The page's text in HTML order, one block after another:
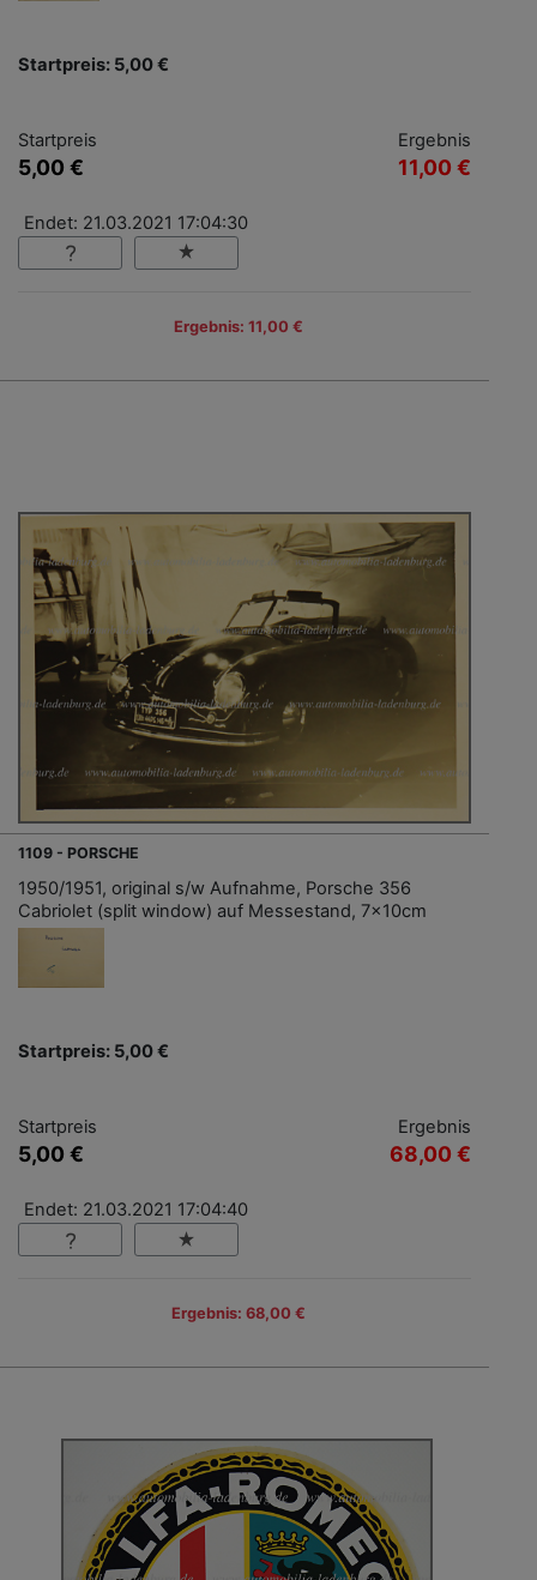
Startpreis: 5,00 €
Startpreis
5,00 €
Ergebnis
11,00 €
Endet: 21.03.2021 17:04:30
Ergebnis: 11,00 €
1109 - PORSCHE
1950/1951, original s/w Aufnahme, Porsche 356
Cabriolet (split window) auf Messestand, 7x10cm
Startpreis: 5,00 €
Startpreis
5,00 €
Ergebnis
68,00 €
Endet: 21.03.2021 17:04:40
Ergebnis: 68,00 €